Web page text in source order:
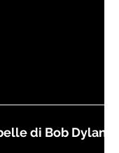
di Bob Dylan